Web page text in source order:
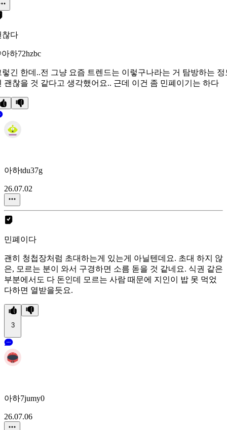
찮다
아하72hzbc
렇긴 한데..전 그냥 요즘 트렌드는 이렇구나라는 거 탐방하는 정
괜찮을 것 같다고 생각했어요.. 근데 이건 좀 민폐이기는 하다
아하tdu37g
26.07.02
민폐이다
괜히 청첩장처럼 초대하는게 있는게 아닐텐데요. 초대 하지 않
은, 모르는 분이 와서 구경하면 소름 돋을 것 같네요. 식권 같은
부분에서도 다 돈인데 모르는 사람 때문에 지인이 밥 못 먹었
다하면 열받을듯요.
3
아하7jumy0
26.07.06